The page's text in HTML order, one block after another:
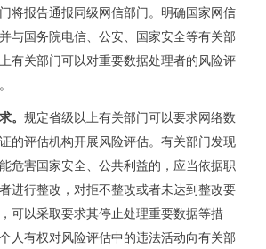
将报告通报同级网信部门。明确国家网信
与国务院电信、公安、国家安全等有关部
有关部门可以对重要数据处理者的风险评
。规定省级以上有关部门可以要求网络数
的评估机构开展风险评估。有关部门发现
危害国家安全、公共利益的，应当依据职
进行整改，对拒不整改或者未达到整改要
可以采取要求其停止处理重要数据等措
人有权对风险评估中的违法活动向有关部